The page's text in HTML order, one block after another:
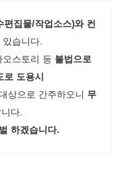
편집물/작업소스)와 컨
있습니다.
스토리 등 불법으로
도용시
상으로 간주하오니 무
다.
하겠습니다.